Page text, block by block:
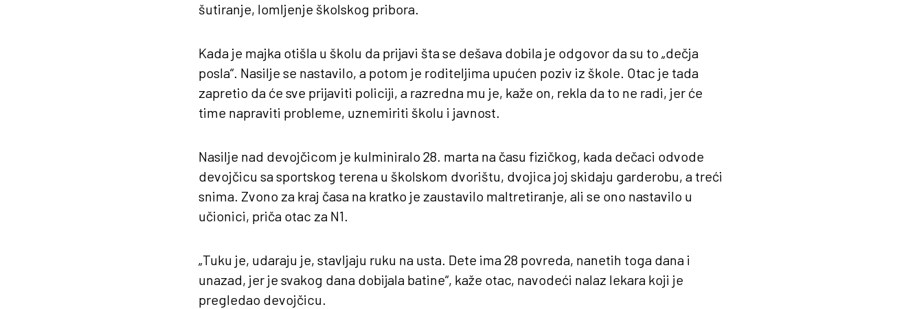
šutiranje, lomljenje školskog pribora.
Kada je majka otišla u školu da prijavi šta se dešava dobila je odgovor da su to „dečja
posla“. Nasilje se nastavilo, a potom je roditeljima upućen poziv iz škole. Otac je tada
zapretio da će sve prijaviti policiji, a razredna mu je, kaže on, rekla da to ne radi, jer će
time napraviti probleme, uznemiriti školu i javnost.
Nasilje nad devojčicom je kulminiralo 28. marta na času fizičkog, kada dečaci odvode
devojčicu sa sportskog terena u školskom dvorištu, dvojica joj skidaju garderobu, a treći
snima. Zvono za kraj časa na kratko je zaustavilo maltretiranje, ali se ono nastavilo u
učionici, priča otac za N1.
„Tuku je, udaraju je, stavljaju ruku na usta. Dete ima 28 povreda, nanetih toga dana i
unazad, jer je svakog dana dobijala batine“, kaže otac, navodeći nalaz lekara koji je
pregledao devojčicu.